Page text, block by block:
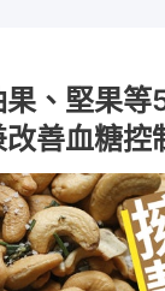
、堅果等
善血糖控